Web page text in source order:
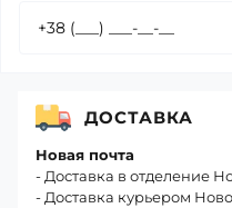
ДОСТАВКА
Новая почта
- Доставка в отделение
- Доставка курьером